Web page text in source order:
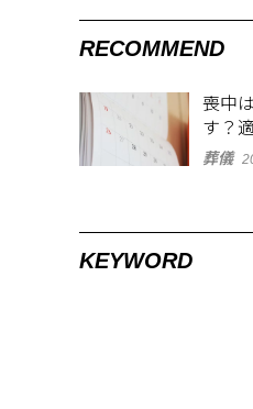
RECOMMEND
喪中
す？
囲を
葬儀
KEYWORD